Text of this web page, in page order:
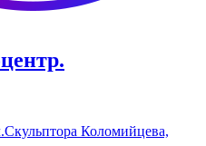
Коломийцева,